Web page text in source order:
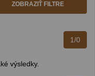
ZOBRAZIŤ FILTRE
1/0
výsledky.